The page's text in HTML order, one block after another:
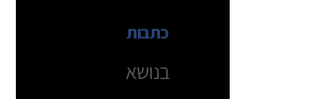
כתבות
בנושא